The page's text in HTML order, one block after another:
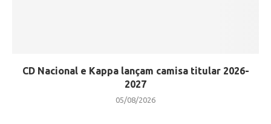
CD Nacional e Kappa lançam camisa titular 2026-
2027
05/08/2026